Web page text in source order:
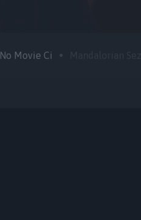
No Movie Ci